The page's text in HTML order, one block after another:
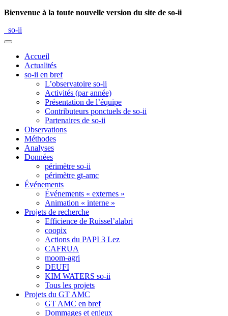
Bienvenue à la toute nouvelle version du site de so-ii
so-ii
Accueil
Actualités
so-ii en bref
L’observatoire so-ii
Activités (par année)
Présentation de l’équipe
Contributeurs ponctuels de so-ii
Partenaires de so-ii
Observations
Méthodes
Analyses
Données
périmètre so-ii
périmètre gt-amc
Événements
Événements « externes »
Animation « interne »
Projets de recherche
Efficience de Ruissel’alabri
coopix
Actions du PAPI 3 Lez
CAFRUA
moom-agri
DEUFI
KIM WATERS so-ii
Tous les projets
Projets du GT AMC
GT AMC en bref
Dommages et enjeux